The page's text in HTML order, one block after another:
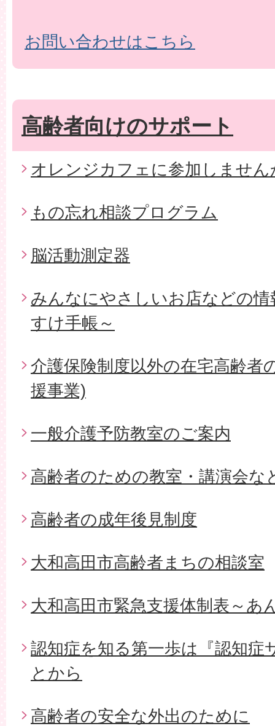
お問い合わせはこちら
高齢者向けのサポート
オレンジカフェに参加しません
もの忘れ相談プログラム
脳活動測定器
みんなにやさしいお店などの
すけ手帳～
介護保険制度以外の在宅高齢者
援事業)
一般介護予防教室のご案内
高齢者のための教室・講演会な
高齢者の成年後見制度
大和高田市高齢者まちの相談室
大和高田市緊急支援体制表～あ
認知症を知る第一歩は『認知症
とから
高齢者の安全な外出のために